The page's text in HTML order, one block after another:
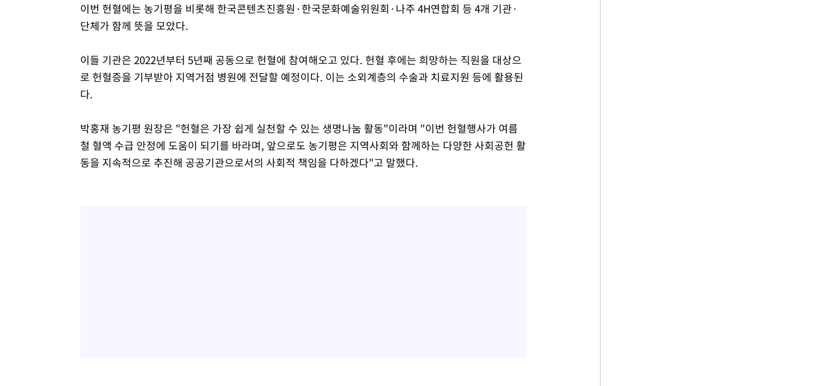
이번 헌혈에는 농기평을 비롯해 한국콘텐츠진흥원·한국문화예술위원회·나주 4H연합회 등 4개 기관·
단체가 함께 뜻을 모았다.
이들 기관은 2022년부터 5년째 공동으로 헌혈에 참여해오고 있다. 헌혈 후에는 희망하는 직원을 대상으
로 헌혈증을 기부받아 지역거점 병원에 전달할 예정이다. 이는 소외계층의 수술과 치료지원 등에 활용된
다.
박홍재 농기평 원장은 "헌혈은 가장 쉽게 실천할 수 있는 생명나눔 활동"이라며 "이번 헌혈행사가 여름
철 혈액 수급 안정에 도움이 되기를 바라며, 앞으로도 농기평은 지역사회와 함께하는 다양한 사회공헌 활
동을 지속적으로 추진해 공공기관으로서의 사회적 책임을 다하겠다"고 말했다.